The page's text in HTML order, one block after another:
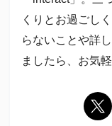
くりとお過ごし
らないことや詳
ましたら、お気